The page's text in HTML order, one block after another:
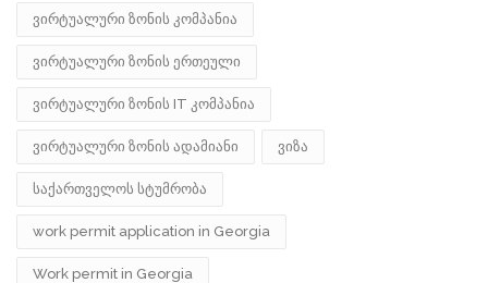
ვირტუალური ზონის კომპანია
ვირტუალური ზონის ერთეული
ვირტუალური ზონის IT კომპანია
ვირტუალური ზონის ადამიანი ვიზა
საქართველოს სტუმრობა
work permit application in Georgia
Work permit in Georgia